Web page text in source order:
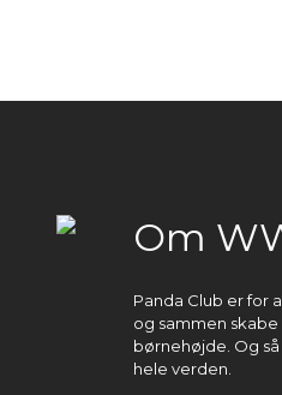
Om
Panda Club er for
og sammen skabe
børnehøjde. Og
hele verden.